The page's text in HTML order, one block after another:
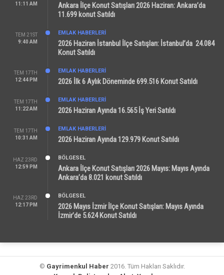
11:11 AM
Ankara İlçe Konut Satışları 2026 Haziran: Ankara’da
11.699 konut Satıldı
TEM 21ST
9:40 AM
EMLAK HABERLERI
2026 Haziran İstanbul İlçe Satışları: İstanbul’da 24.084
Konut Satıldı
TEM 17TH
12:44 PM
EMLAK HABERLERI
2026 İlk 6 Aylık Döneminde 699.516 Konut Satıldı
TEM 17TH
11:22 AM
EMLAK HABERLERI
2026 Haziran Ayında 16.565 İş Yeri Satıldı
TEM 17TH
10:31 AM
EMLAK HABERLERI
2026 Haziran Ayında 129.979 Konut Satıldı
HAZ 23RD
12:59 PM
BÖLGESEL
Ankara İlçe Konut Satışları 2026 Mayıs: Mayıs Ayında
Ankara’da 8.021 konut Satıldı
HAZ 23RD
12:17 PM
BÖLGESEL
2026 Mayıs İzmir İlçe Konut Satışları: Mayıs Ayında
İzmir’de 5.624 Konut Satıldı
© Gayrimenkul Haber 2016. Tüm Hakları Saklıdır.